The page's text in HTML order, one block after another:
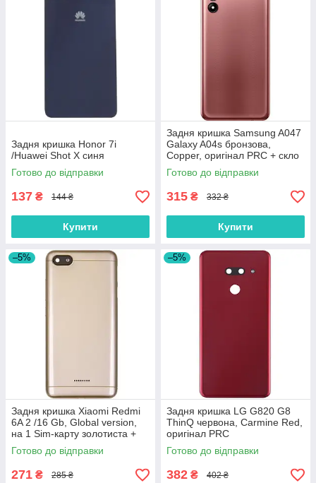
Задня кришка Honor 7i
/Huawei Shot X синя
Готово до відправки
137 ₴ 144 ₴
Купити
Задня кришка Samsung A047
Galaxy A04s бронзова,
Copper, оригінал PRC + скло
камери
Готово до відправки
315 ₴ 332 ₴
Купити
–5%
Задня кришка Xiaomi Redmi
6A 2 /16 Gb, Global version,
на 1 Sim-карту золотиста +
скло камери
Готово до відправки
271 ₴ 285 ₴
–5%
Задня кришка LG G820 G8
ThinQ червона, Carmine Red,
оригінал PRC
Готово до відправки
382 ₴ 402 ₴